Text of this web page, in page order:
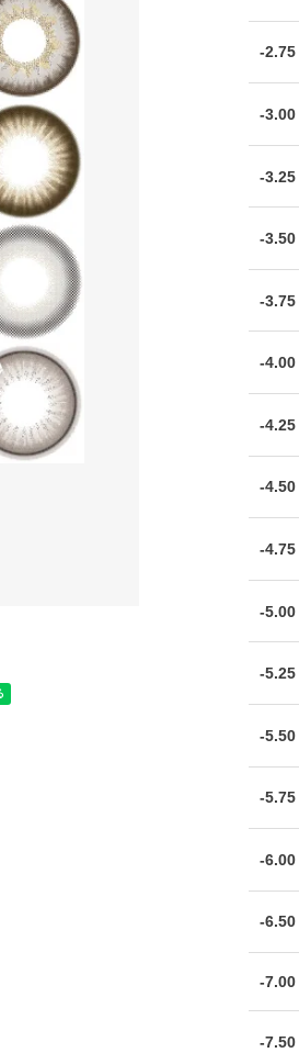
-2.75
-3.00
-3.25
-3.50
-3.75
-4.00
-4.25
-4.50
-4.75
-5.00
-5.25
-5.50
-5.75
-6.00
-6.50
-7.00
-7.50